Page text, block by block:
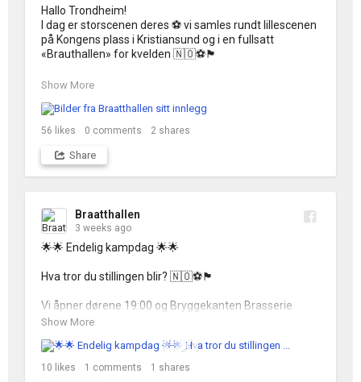
Hallo Trondheim!
I dag er storscenen deres ⚽️ vi samles rundt lillescenen
på Kongens plass i Kristiansund og i en fullsatt
«Brauthallen» for kvelden 🇳🇴⚽️🏴󠁧󠁢󠁥󠁮󠁧󠁿
Heia Norge! 🇳🇴🇳🇴🇳🇴
Tusen takk til NPRO i Trondheim, KNN - Kristiansund og
Nordmøre Næringsforening,  Kristiansund Kommune
Show More
56 likes 0 comments 2 shares
Share
Braatthallen
3 weeks ago
🌟🌟 Endelig kampdag 🌟🌟
Hva tror du stillingen blir? 🇳🇴⚽️🏴󠁧󠁢󠁥󠁮󠁧󠁿
Vi åpner dørene 19:00 og Bryggekanten Brasserie
serverer fotballmat av ypperste kvalitet!
NB! Det er veldig snart utsolgt for siste mulige billett for
å se kveldens kamp: VM pass 🎉
Show More
10 likes 1 comments 1 shares